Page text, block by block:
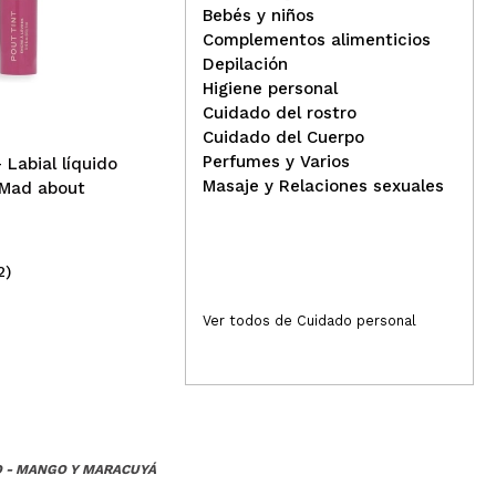
Útil Responder
resultados son mejores. Muy recomendable.
Labial líquido
about
Vital Proteins - Péptidos de
colágeno sin sabor 567g
Bebés y niños
Complementos alimenticios
Depilación
Higiene personal
Cuidado del rostro
Cuidado del Cuerpo
Perfumes y Varios
Masaje y Relaciones sexuales
Ver todos de Cuidado personal
MANGO Y MARACUYÁ